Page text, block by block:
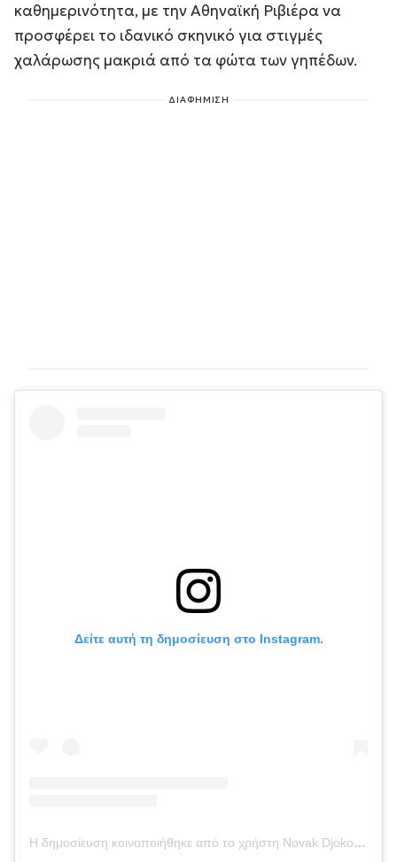
καθημερινότητα, με την Αθηναϊκή Ριβιέρα να
προσφέρει το ιδανικό σκηνικό για στιγμές
χαλάρωσης μακριά από τα φώτα των γηπέδων.
ΔΙΑΦΗΜΙΣΗ
Δείτε αυτή τη δημοσίευση στο Instagram.
Η δημοσίευση κοινοποιήθηκε από το χρήστη Novak Djokovic (@djokernole)